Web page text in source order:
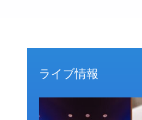
ライブ情報